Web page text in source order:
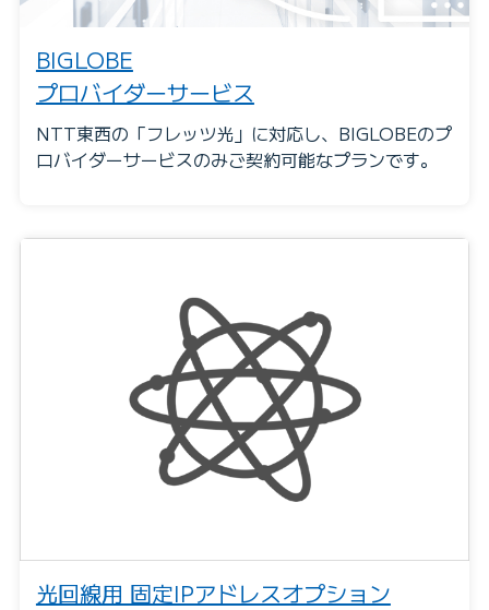
BIGLOBE
プロバイダーサービス
NTT東西の「フレッツ光」に対応し、BIGLOBEのプ
ロバイダーサービスのみご契約可能なプランです。
光回線用 固定IPアドレスオプション